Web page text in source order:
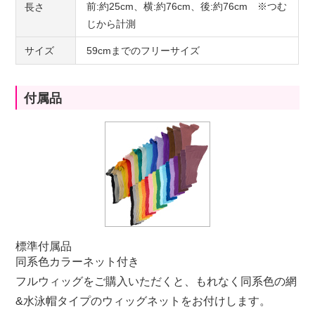
長さ
前:約25cm、横:約76cm、後:約76cm ※つむ
じから計測
サイズ 59cmまでのフリーサイズ
付属品
標準付属品
同系色カラーネット付き
フルウィッグをご購入いただくと、もれなく同系色の網
&水泳帽タイプのウィッグネットをお付けします。